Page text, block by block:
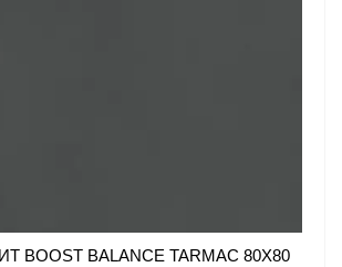
BOOST BALANCE TARMAC 80X80